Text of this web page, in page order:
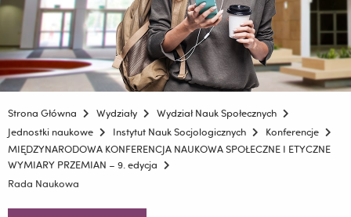
Strona Główna Wydziały
Wydział Nauk Społecznych
Jednostki naukowe
Instytut Nauk Socjologicznych
Konferencje
MIĘDZYNARODOWA KONFERENCJA NAUKOWA SPOŁECZNE I ETYCZNE
WYMIARY PRZEMIAN – 9. edycja
Rada Naukowa